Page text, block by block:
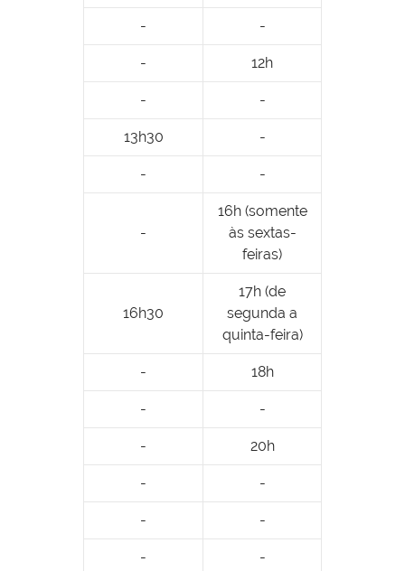
- -
- 12h
- -
13h30 -
- -
-
16h (somente
às sextas-
feiras)
16h30
17h (de
segunda a
quinta-feira)
- 18h
- -
- 20h
- -
- -
- -